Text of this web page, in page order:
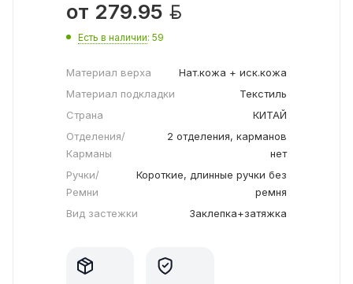
от 279.95 
Есть в наличии: 59
Материал верха
Нат.кожа + иск.кожа
Материал подкладки
Текстиль
Страна
КИТАЙ
Отделения/
Карманы
2 отделения, карманов
нет
Ручки/
Ремни
Короткие, длинные ручки без
ремня
Вид застежки
Заклепка+затяжка